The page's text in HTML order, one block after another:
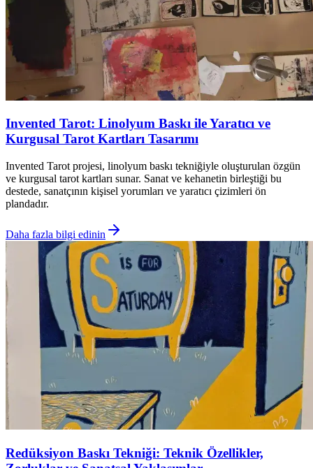
Invented Tarot: Linolyum Baskı ile Yaratıcı ve
Kurgusal Tarot Kartları Tasarımı
Invented Tarot projesi, linolyum baskı tekniğiyle oluşturulan özgün
ve kurgusal tarot kartları sunar. Sanat ve kehanetin birleştiği bu
destede, sanatçının kişisel yorumları ve yaratıcı çizimleri ön
plandadır.
Daha fazla bilgi edinin
Redüksiyon Baskı Tekniği: Teknik Özellikler,